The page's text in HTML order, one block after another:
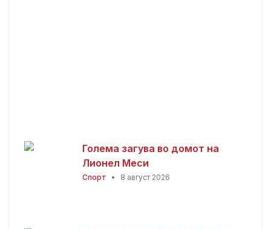
Голема загува во домот на
Лионел Меси
Спорт • 8 август 2026